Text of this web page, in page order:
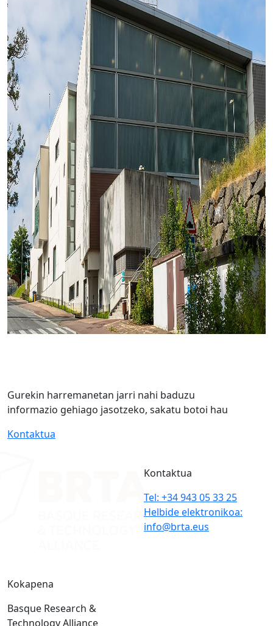
Gurekin harremanetan jarri nahi baduzu
informazio gehiago jasotzeko, sakatu botoi hau
Kontaktua
Kokapena
Basque Research &
Technology Alliance
Kontaktua
Tel: +34 943 05 33 25
Helbide elektronikoa:
info@brta.eus